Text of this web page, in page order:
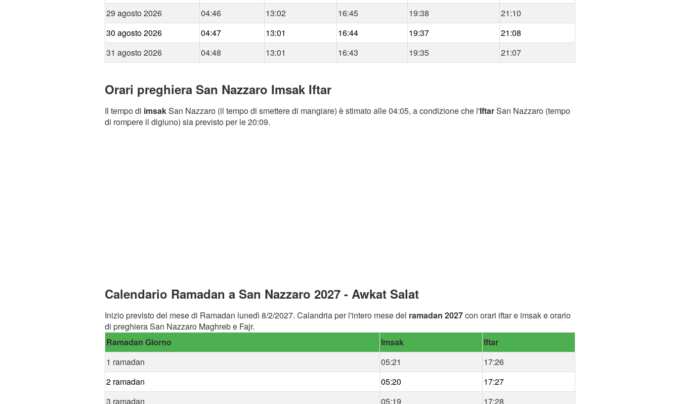
29 agosto 2026
04:46 13:02 16:45 19:38
21:10
30 agosto 2026
04:47 13:01 16:44 19:37
21:08
31 agosto 2026
04:48 13:01 16:43 19:35 21:07
Orari preghiera San Nazzaro Imsak Iftar
Il tempo di imsakSan Nazzaro (il tempo di smettere di mangiare) è stimato alle 04:05, a condizione che l'IftarSan Nazzaro (tempo
di rompere il digiuno) sia previsto per le 20:09.
Calendario Ramadan a San Nazzaro 2027 - Awkat Salat
Inizio previsto del mese di Ramadan lunedì 8/2/2027. Calandria per l'intero mese del ramadan 2027con orari iftar e imsak e orario
di preghiera San Nazzaro Maghreb e Fajr.
Ramadan Giorno
Imsak
Iftar
1 ramadan
05:21
17:26
2 ramadan
05:20
17:27
3 ramadan
05:19 17:28